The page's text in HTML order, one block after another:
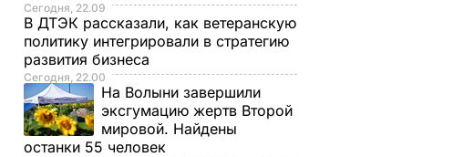
Сегодня, 22.09
В ДТЭК рассказали, как ветеранскую
политику интегрировали в стратегию
развития бизнеса
Сегодня, 22.00
На Волыни завершили
эксгумацию жертв Второй
мировой. Найдены
останки 55 человек